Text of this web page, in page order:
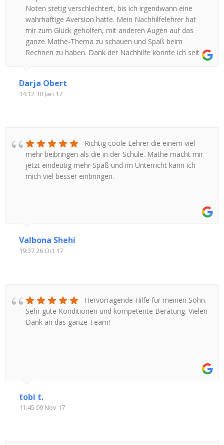
Noten stetig verschlechtert, bis ich irgendwann eine
wahrhaftige Aversion hatte. Mein Nachhilfelehrer hat
mir zum Glück geholfen, mit anderen Augen auf das
ganze Mathe-Thema zu schauen und Spaß beim
Rechnen zu haben. Dank der Nachhilfe konnte ich seit
Mathe-Teil im Abitur hinter mich zu bringen. Vielen Dank
für die Unterstützung!
Darja Obert
14:12 30 Jan 17
Richtig coole Lehrer die einem viel
mehr beibringen als die in der Schule. Mathe macht mir
jetzt eindeutig mehr Spaß und im Unterricht kann ich
mich viel besser einbringen.
Valbona Shehi
19:37 26 Oct 17
Hervorragende Hilfe für meinen Sohn.
Sehr gute Konditionen und kompetente Beratung. Vielen
Dank an das ganze Team!
tobi t.
11:45 09 Nov 17